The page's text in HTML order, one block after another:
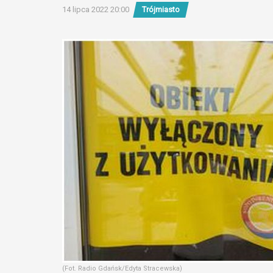
14 lipca 2022 20:00 Trójmiasto
(Fot. Radio Gdańsk/Edyta Stracewska)